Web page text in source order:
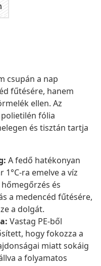
csupán a nap
fűtésére, hanem
ellen. Az
fólia
és tisztán tartja
A fedő hatékonyan
ra emelve a víz
és
a medencéd fűtésére,
a dolgát.
Vastag PE-ből
hogy fokozza a
miatt sokáig
a folyamatos